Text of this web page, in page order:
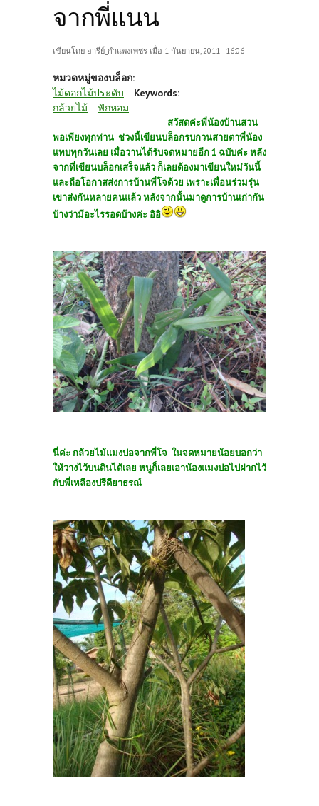
จากพี่แนน
เขียนโดย อารีย์_กำแพงเพชร เมื่อ 1 กันยายน, 2011 - 16:06
หมวดหมู่ของบล็อก:
ไม้ดอกไม้ประดับ
Keywords:
กล้วยไม้
ฟักหอม
สวัสดค่ะพี่น้องบ้านสวน
พอเพียงทุกท่าน ช่วงนี้เขียนบล็อกรบกวนสายตาพี่น้อง
แทบทุกวันเลย เมื่อวานได้รับจดหมายอีก 1 ฉบับค่ะ หลัง
จากที่เขียนบล็อกเสร็จแล้ว ก็เลยต้องมาเขียนใหม่วันนี้
และถือโอกาสส่งการบ้านพี่โจด้วย เพราะเพื่อนร่วมรุ่น
เขาส่งกันหลายคนแล้ว หลังจากนั้นมาดูการบ้านเก่ากัน
บ้างว่ามีอะไรรอดบ้างค่ะ อิอิ
นี่ค่ะ กล้วยไม้แมงปอจากพี่โจ ในจดหมายน้อยบอกว่า
ให้วางไว้บนดินได้เลย หนูก็เลยเอาน้องแมงปอไปฝากไว้
กับพี่เหลืองปรีดียาธรณ์